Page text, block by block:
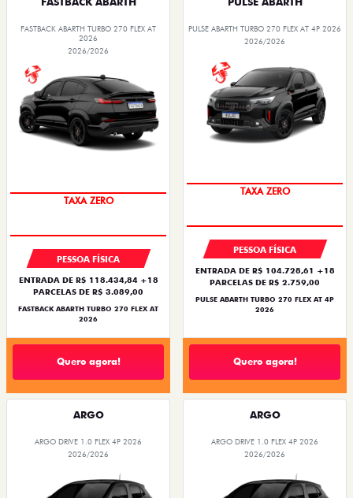
FASTBACK ABARTH TURBO 270 FLEX AT
2026
2026/2026
TAXA ZERO
PESSOA FÍSICA
ENTRADA DE R$ 118.434,84 +18
PARCELAS DE R$ 3.089,00
FASTBACK ABARTH TURBO 270 FLEX AT
2026
Quero agora!
PULSE ABARTH TURBO 270 FLEX AT 4P 2026
2026/2026
TAXA ZERO
PESSOA FÍSICA
ENTRADA DE R$ 104.728,61 +18
PARCELAS DE R$ 2.759,00
PULSE ABARTH TURBO 270 FLEX AT 4P
2026
Quero agora!
ARGO
ARGO DRIVE 1.0 FLEX 4P 2026
2026/2026
ARGO
ARGO DRIVE 1.0 FLEX 4P 2026
2026/2026